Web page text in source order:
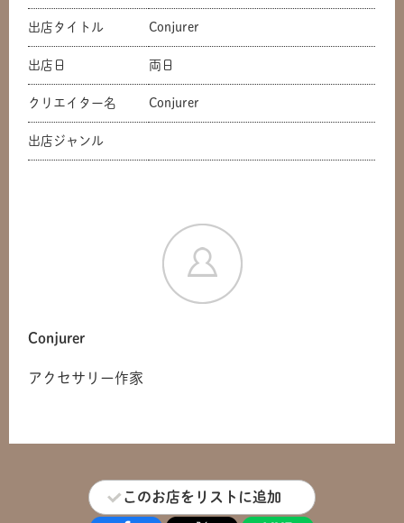
出店タイトル Conjurer
出店日 両日
クリエイター名 Conjurer
出店ジャンル
Conjurer
アクセサリー作家
このお店をリストに追加